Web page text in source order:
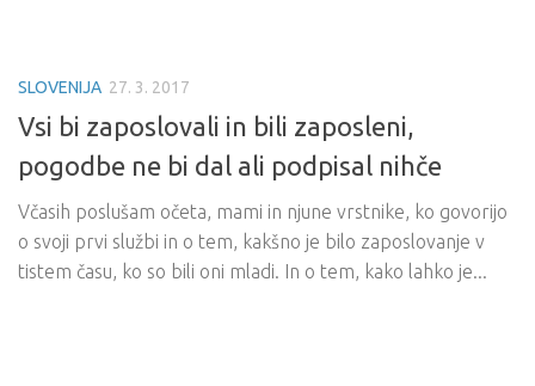
SLOVENIJA 27. 3. 2017
Vsi bi zaposlovali in bili zaposleni,
pogodbe ne bi dal ali podpisal nihče
Včasih poslušam očeta, mami in njune vrstnike, ko govorijo
o svoji prvi službi in o tem, kakšno je bilo zaposlovanje v
tistem času, ko so bili oni mladi. In o tem, kako lahko je...